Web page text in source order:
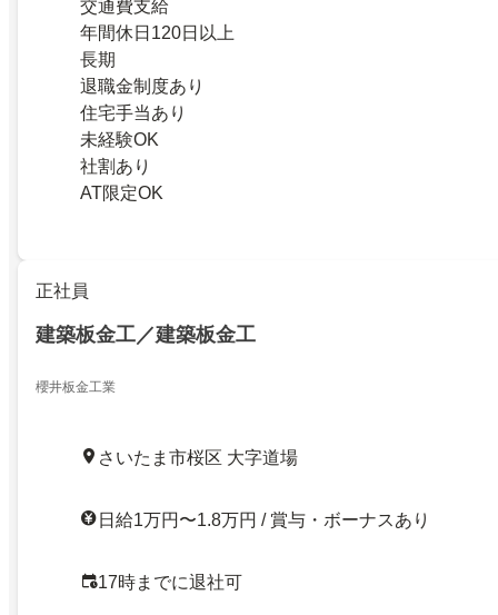
交通費支給
年間休日120日以上
長期
退職金制度あり
住宅手当あり
未経験OK
社割あり
AT限定OK
正社員
建築板金工／建築板金工
櫻井板金工業
さいたま市桜区 大字道場
日給1万円〜1.8万円 / 賞与・ボーナスあり
17時までに退社可